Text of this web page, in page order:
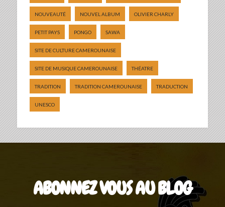
NOUVEAUTÉ NOUVEL ALBUM OLIVIER CHARLY
PETIT PAYS PONGO SAWA
SITE DE CULTURE CAMEROUNAISE
SITE DE MUSIQUE CAMEROUNAISE THÉATRE
TRADITION TRADITION CAMEROUNAISE TRADUCTION
UNESCO
ABONNEZ VOUS AU BLOG